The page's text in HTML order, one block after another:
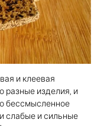
и клеевая
разные изделия, и
бессмысленное
слабые и сильные